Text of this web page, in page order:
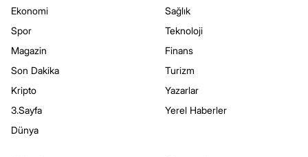
Ekonomi
Spor
Magazin
Son Dakika
Kripto
3.Sayfa
Dünya
Sağlık
Teknoloji
Finans
Turizm
Yazarlar
Yerel Haberler